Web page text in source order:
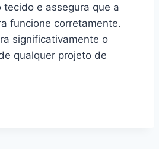
tecido e assegura que a
funcione corretamente.
significativamente o
qualquer projeto de